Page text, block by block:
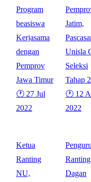
Program
beasiswa
Kerjasama
dengan
Pemprov
Jawa Timur
🕐 27 Jul
2022
Jatim,
Unisla
Seleksi
Tahap 2
🕐 12
2022
Ketua
Ranting
NU,
Dagan